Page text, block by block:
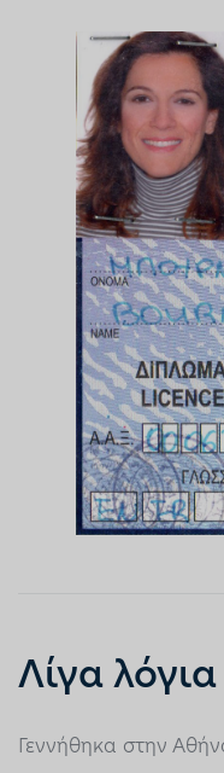
Λίγα
Γεννήθηκα στην